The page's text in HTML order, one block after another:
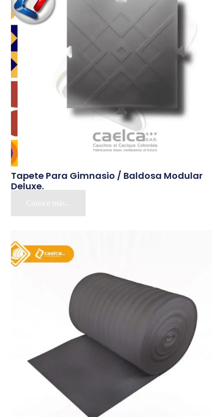
Tapete Para Gimnasio / Baldosa Modular
Deluxe.
Conoce más...